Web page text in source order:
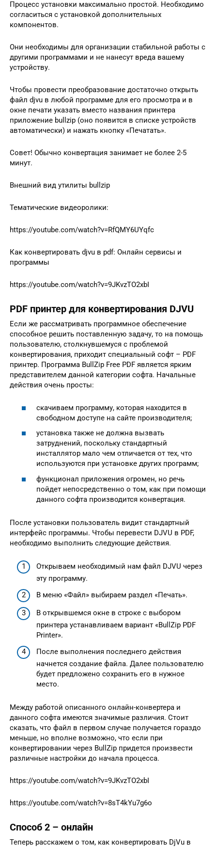
Процесс установки максимально простой. Необходимо
согласиться с установкой дополнительных
компонентов.
Они необходимы для организации стабильной работы с
другими программами и не нанесут вреда вашему
устройству.
Чтобы провести преобразование достаточно открыть
файл djvu в любой программе для его просмотра и в
окне печати указать вместо названия принтера
приложение bullzip (оно появится в списке устройств
автоматически) и нажать кнопку «Печатать».
Совет! Обычно конвертация занимает не более 2-5
минут.
Внешний вид утилиты bullzip
Тематические видеоролики:
https://youtube.com/watch?v=RfQMY6UYqfc
Как конвертировать djvu в pdf: Онлайн сервисы и
программы
https://youtube.com/watch?v=9JKvzTO2xbI
PDF принтер для конвертирования DJVU
Если же рассматривать программное обеспечение
способное решить поставленную задачу, то на помощь
пользователю, столкнувшемуся с проблемой
конвертирования, приходит специальный софт – PDF
принтер. Программа BullZip Free PDF является ярким
представителем данной категории софта. Начальные
действия очень просты:
скачиваем программу, которая находится в
свободном доступе на сайте производителя;
установка также не должна вызвать
затруднений, поскольку стандартный
инсталлятор мало чем отличается от тех, что
используются при установке других программ;
функционал приложения огромен, но речь
пойдет непосредственно о том, как при помощи
данного софта производится конвертация.
После установки пользователь видит стандартный
интерфейс программы. Чтобы перевести DJVU в PDF,
необходимо выполнить следующие действия.
Открываем необходимый нам файл DJVU через
эту программу.
В меню «Файл» выбираем раздел «Печать».
В открывшемся окне в строке с выбором
принтера устанавливаем вариант «BullZip PDF
Printer».
После выполнения последнего действия
начнется создание файла. Далее пользователю
будет предложено сохранить его в нужное
место.
Между работой описанного онлайн-конвертера и
данного софта имеются значимые различия. Стоит
сказать, что файл в первом случае получается гораздо
меньше, но вполне возможно, что если при
конвертировании через BullZip придется произвести
различные настройки до начала процесса.
https://youtube.com/watch?v=9JKvzTO2xbI
https://youtube.com/watch?v=8sT4kYu7g6o
Способ 2 – онлайн
Теперь расскажем о том, как конвертировать DjVu в